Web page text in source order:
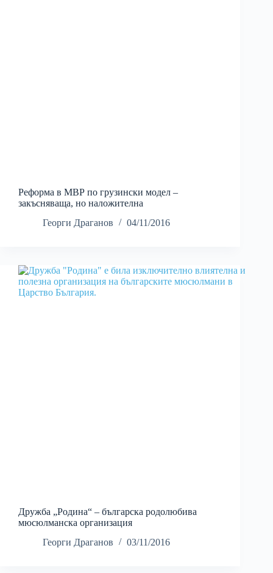
Реформа в МВР по грузински модел –
закъсняваща, но наложителна
Георги Драганов
04/11/2016
Дружба „Родина“ – българска родолюбива
мюсюлманска организация
Георги Драганов
03/11/2016